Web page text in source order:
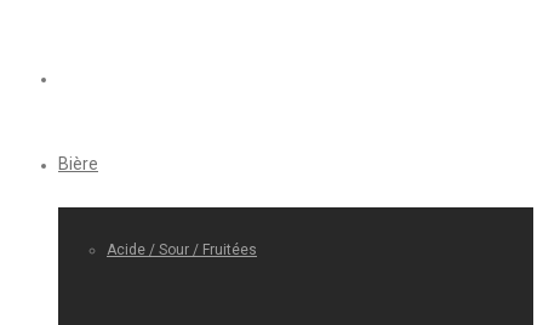
Bière
Acide / Sour / Fruitées